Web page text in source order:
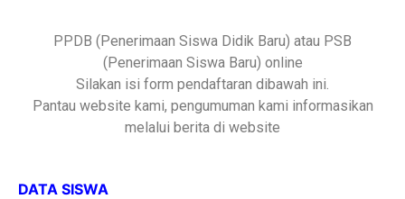
PPDB (Penerimaan Siswa Didik Baru) atau PSB
(Penerimaan Siswa Baru) online
Silakan isi form pendaftaran dibawah ini.
Pantau website kami, pengumuman kami informasikan
melalui berita di website
DATA SISWA